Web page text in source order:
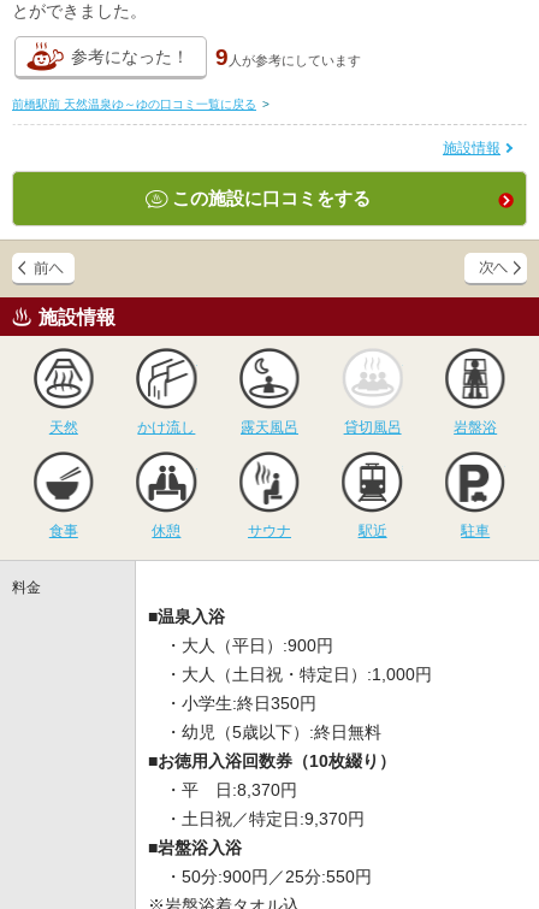
とができました。
参考になった！ 9 人が参考にしています
前橋駅前 天然温泉ゆ～ゆの口コミ一覧に戻る >
施設情報
この施設に口コミをする
施設情報
天然
かけ流し
かけ流し
露天風呂
露天風呂
貸切風呂
貸切風呂 岩盤浴
食事 休憩
サウナ
サウナ 駅近 駐車
料金
■温泉入浴
・大人（平日）:900円
・大人（土日祝・特定日）:1,000円
・小学生:終日350円
・幼児（5歳以下）:終日無料
■お徳用入浴回数券（10枚綴り）
・平 日:8,370円
・土日祝／特定日:9,370円
■岩盤浴入浴
・50分:900円／25分:550円